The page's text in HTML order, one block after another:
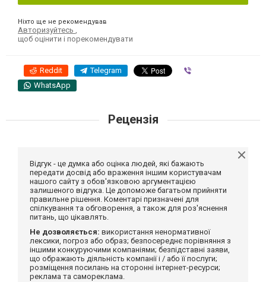
Ніхто ще не рекомендував
Авторизуйтесь
щоб оцінити і порекомендувати
Reddit Telegram
WhatsApp
Рецензія
Відгук - це думка або оцінка людей, які бажають
передати досвід або враження іншим користувачам
нашого сайту з обов'язковою аргументацією
залишеного відгука. Це допоможе багатьом прийняти
правильне рішення. Коментарі призначені для
спілкування та обговорення, а також для роз'яснення
питань, що цікавлять.
Не дозволяється: використання ненормативної
лексики, погроз або образ; безпосереднє порівняння з
іншими конкуруючими компаніями; безпідставні заяви,
що ображають діяльність компанії і / або її послуги;
розміщення посилань на сторонні інтернет-ресурси;
реклама та самореклама.